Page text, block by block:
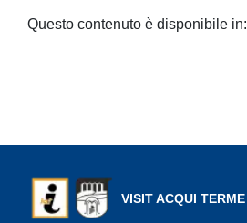
Questo contenuto è disponibile in:
VISIT ACQUI TERME